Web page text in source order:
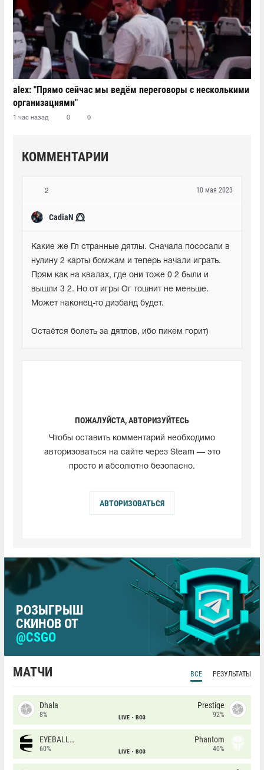
alex: "Прямо сейчас мы ведём переговоры с несколькими
организациями"
1 час назад 0 0
КОММЕНТАРИИ
2
CadiaN ⭕⃤
10 мая 2023
Какие же Гл странные дятлы. Сначала пососали в
нулину 2 карты бомжам и теперь начали играть.
Прям как на квалах, где они тоже 0 2 были и
вышли 3 2. Но от игры Ог тошнит не меньше.
Может наконец-то дизбанд будет.
Остаётся болеть за дятлов, ибо пикем горит)
ПОЖАЛУЙСТА, АВТОРИЗУЙТЕСЬ
Чтобы оставить комментарий необходимо
авторизоваться на сайте через Steam — это
просто и абсолютно безопасно.
АВТОРИЗОВАТЬСЯ
РОЗЫГРЫШ
СКИНОВ ОТ
@CSGO
МАТЧИ ВСЕ РЕЗУЛЬТАТЫ
Dhala
8% LIVE BO3
Prestige
92%
EYEBALLERS
60% LIVE BO3
Phantom
40%